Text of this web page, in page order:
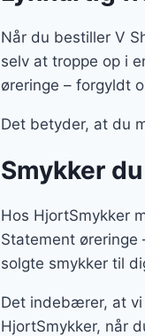
Når du bestiller V
selv at troppe op i
øreringe – forgyldt
Det betyder, at du
Smykker
Hos HjortSmykker
Statement
solgte smykker til
Det indebærer, at
HjortSmykker, når